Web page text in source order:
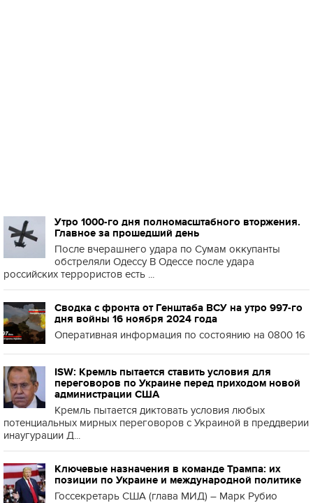
Утро 1000-го дня полномасштабного вторжения.
Главное за прошедший день
После вчерашнего удара по Сумам оккупанты
обстреляли Одессу В Одессе после удара
российских террористов есть ...
Сводка с фронта от Генштаба ВСУ на утро 997-го
дня войны 16 ноября 2024 года
Оперативная информация по состоянию на 0800 16
ISW: Кремль пытается ставить условия для
переговоров по Украине перед приходом новой
администрации США
Кремль пытается диктовать условия любых
потенциальных мирных переговоров с Украиной в преддверии
инаугурации Д...
Ключевые назначения в команде Трампа: их
позиции по Украине и международной политике
Госсекретарь США (глава МИД) – Марк Рубио